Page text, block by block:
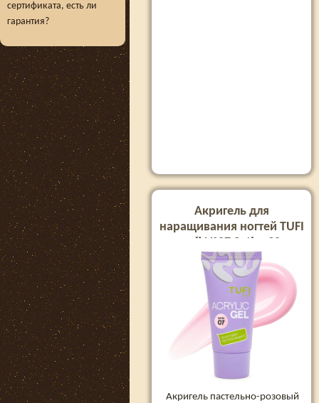
сертификата, есть ли
гарантия?
Акригель для
наращивания ногтей TUFI
profi №07 Satin, 30 г
Акригель пастельно-розовый